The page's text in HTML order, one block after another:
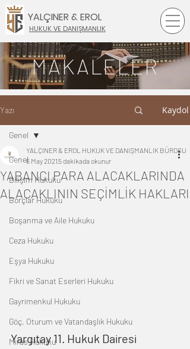
YALÇINER & EROL
HUKUK VE DANIŞMANLIK
MAKALELER
Yazı Kaydol
Genel
Bilişim Hukuku
Borçlar Hukuku
Boşanma ve Aile Hukuku
Ceza Hukuku
Eşya Hukuku
Fikri ve Sanat Eserleri Hukuku
Gayrimenkul Hukuku
Göç, Oturum ve Vatandaşlık Hukuku
Miras Hukuku
Genel
YABANCI PARA ALACAKLARINDA
ALACAKLININ SEÇİMLİK HAKLARI
YALÇINER & EROL HUKUK VE DANIŞMANLIK BÜROSU
6 May 2021 5 dakikada okunur
Yargıtay 11. Hukuk Dairesi